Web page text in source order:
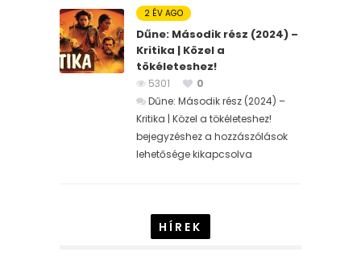
2 ÉV AGO
Dűne: Második rész (2024) –
Kritika | Közel a
tökéleteshez!
5301
0
Dűne: Második rész (2024) –
Kritika | Közel a tökéleteshez!
bejegyzéshez a hozzászólások
lehetősége kikapcsolva
HÍREK